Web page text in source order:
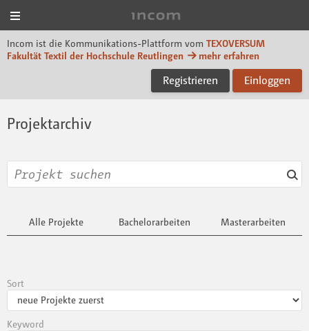
Incom ist die Kommunikations-Plattform vom TEXOVERSUM
Fakultät Textil der Hochschule Reutlingen
mehr erfahren
Registrieren Einloggen
Projektarchiv
Alle Projekte Bachelorarbeiten Masterarbeiten
Sort
Keyword